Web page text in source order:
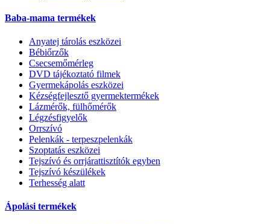
Baba-mama termékek
Anyatej tárolás eszközei
Bébiőrzők
Csecsemőmérleg
DVD tájékoztató filmek
Gyermekápolás eszközei
Kézségfejlesztő gyermektermékek
Lázmérők, fülhőmérők
Légzésfigyelők
Orrszívó
Pelenkák - terpeszpelenkák
Szoptatás eszközei
Tejszívó és orrjárattisztítók egyben
Tejszívó készülékek
Terhesség alatt
Ápolási termékek